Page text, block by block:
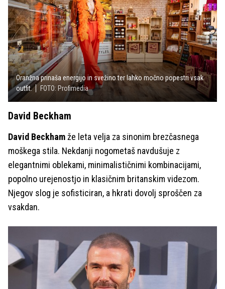
Oranžna prinaša energijo in svežino ter lahko močno popestri vsak
outfit.
FOTO: Profimedia
David Beckham
David Beckhamže leta velja za sinonim brezčasnega
moškega stila. Nekdanji nogometaš navdušuje z
elegantnimi oblekami, minimalističnimi kombinacijami,
popolno urejenostjo in klasičnim britanskim videzom.
Njegov slog je sofisticiran, a hkrati dovolj sproščen za
vsakdan.